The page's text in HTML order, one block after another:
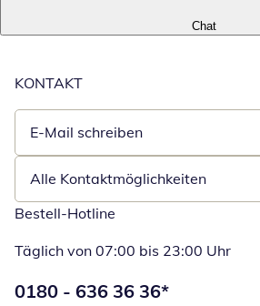
Chat
KONTAKT
E-Mail schreiben
Öffnet E-Mail-Client
Alle Kontaktmöglichkeiten
Bestell-Hotline
Täglich von 07:00 bis 23:00 Uhr
Telefonnummer:
0180 - 636 36 36*